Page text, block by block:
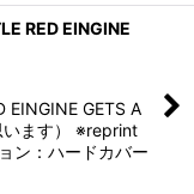
RED EINGINE
EINGINE GETS A
ます） ※reprint
ン：ハードカバー